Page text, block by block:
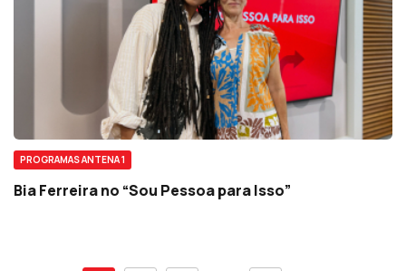
PROGRAMAS ANTENA 1
Bia Ferreira no “Sou Pessoa para Isso”